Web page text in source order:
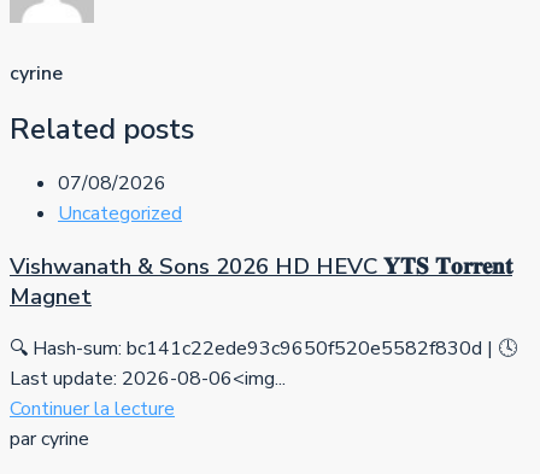
cyrine
Related posts
07/08/2026
Uncategorized
Vishwanath & Sons 2026 HD HEVC 𝐘𝐓𝐒 𝐓𝐨𝐫𝐫𝐞𝐧𝐭
Magnet
🔍 Hash-sum: bc141c22ede93c9650f520e5582f830d | 🕓
Last update: 2026-08-06<img...
Continuer la lecture
par cyrine